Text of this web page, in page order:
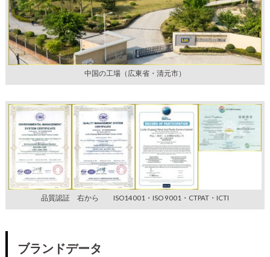
中国の工場（広東省・清元市）
品質認証 右から ISO14001・ISO 9001・CTPAT・ICTI
ブランドデータ